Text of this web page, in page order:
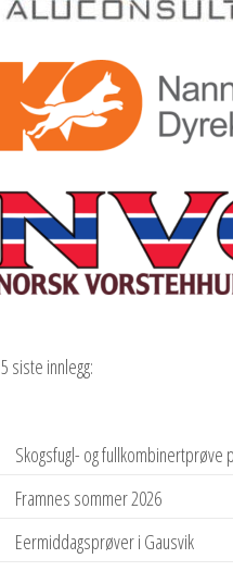
siste innlegg:
Skogsfugl- og fullkombinertprøve
Framnes sommer 2026
Eermiddagsprøver i Gausvik